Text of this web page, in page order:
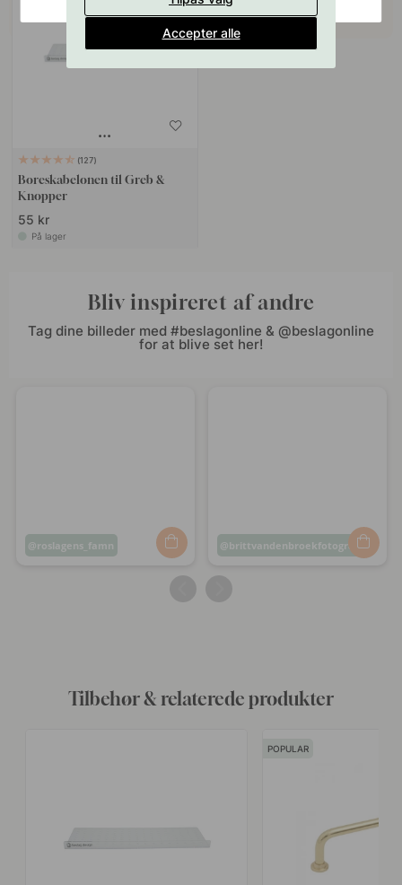
127
Boreskabelonen til Greb &
Knopper
55 kr
På lager
Bliv inspireret af andre
Tag dine billeder med #beslagonline & @beslagonline
for at blive set her!
Opslag
roslagens_famn
Opslag
brittvandenbroekfotografie
Tilbehør & relaterede produkter
POPULAR
Accepter alle